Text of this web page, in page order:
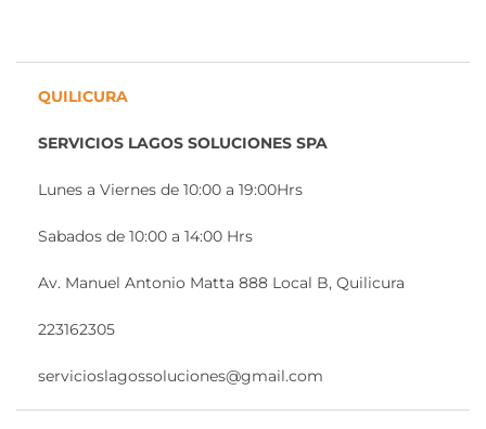
QUILICURA
SERVICIOS LAGOS SOLUCIONES SPA
Lunes a Viernes de 10:00 a 19:00Hrs
Sabados de 10:00 a 14:00 Hrs
Av. Manuel Antonio Matta 888 Local B, Quilicura
223162305
servicioslagossoluciones@gmail.com